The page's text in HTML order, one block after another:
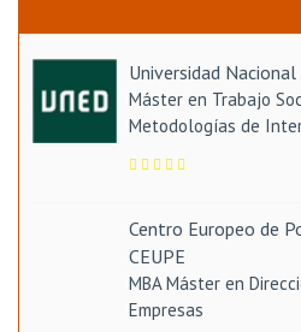
Universidad
Máster en Trabajo
Metodologías de
Centro Europeo de
CEUPE
MBA Máster en
Empresas